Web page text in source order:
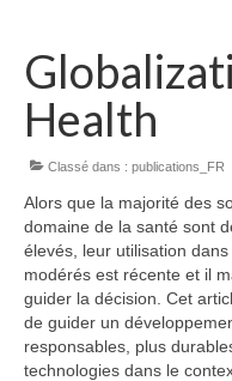
Health
Classé dans : publications_FR
Alors que la majorité des
domaine de la santé sont
élevés, leur utilisation
modérés est récente et il
guider la décision. Cet
de guider un
responsables, plus
technologies dans le